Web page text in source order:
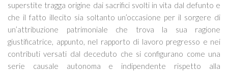
superstite tragga origine dai sacrifici svolti in vita dal defunto e
che il fatto illecito sia soltanto un’occasione per il sorgere di
un’attribuzione patrimoniale che trova la sua ragione
giustificatrice, appunto, nel rapporto di lavoro pregresso e nei
contributi versati dal deceduto che si configurano come una
serie causale autonoma e indipendente rispetto alla